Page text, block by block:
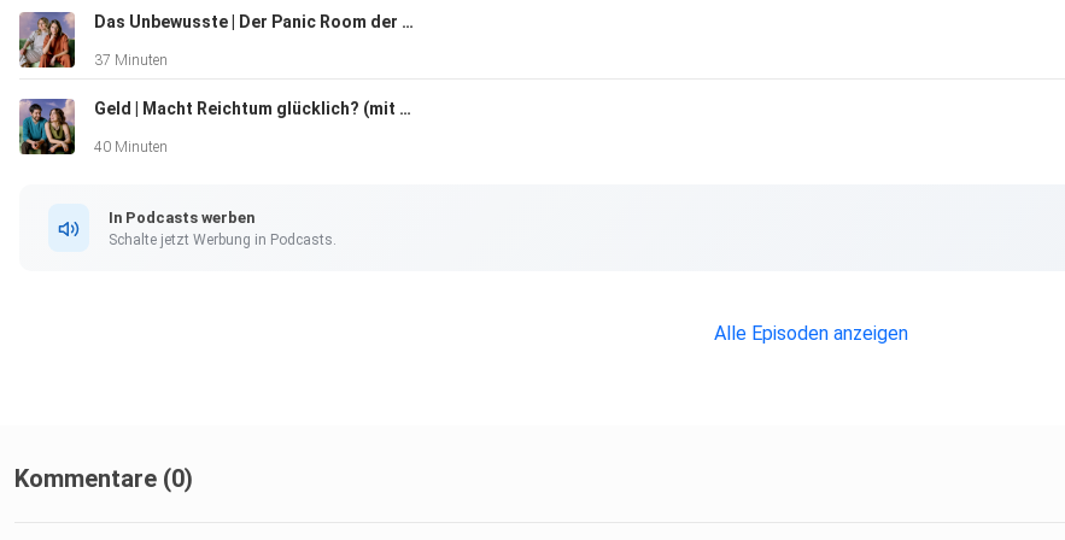
Das Unbewusste | Der Panic Room der Psyche (Livefolge vom SZ Mind Pop Festival)
37 Minuten
Geld | Macht Reichtum glücklich? (mit Sebastian Klein)
40 Minuten
In Podcasts werben
Schalte jetzt Werbung in Podcasts.
Alle Episoden anzeigen
Kommentare (0)